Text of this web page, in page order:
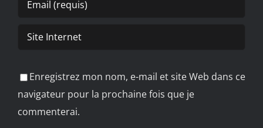
Enregistrez mon nom, e-mail et site Web dans ce
navigateur pour la prochaine fois que je
commenterai.